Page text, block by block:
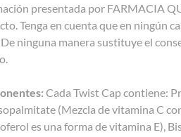
presentada por FARMACIA
Tenga en cuenta que en ningún
ninguna manera sustituye el
Cada Twist Cap contiene:
(Mezcla de vitamina C
es una forma de vitamina E),